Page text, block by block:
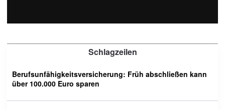
Schlagzeilen
Berufsunfähigkeitsversicherung: Früh abschließen kann
über 100.000 Euro sparen